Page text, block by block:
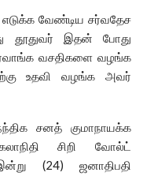
வேண்டிய சர்வதேச
தூதுவர் இதன் போது
வசதிகளை வழங்க
உதவி வழங்க அவர்
சனத் குமாநாயக்க
சிறி வோல்ட்
(24) ஜனாதிபதி